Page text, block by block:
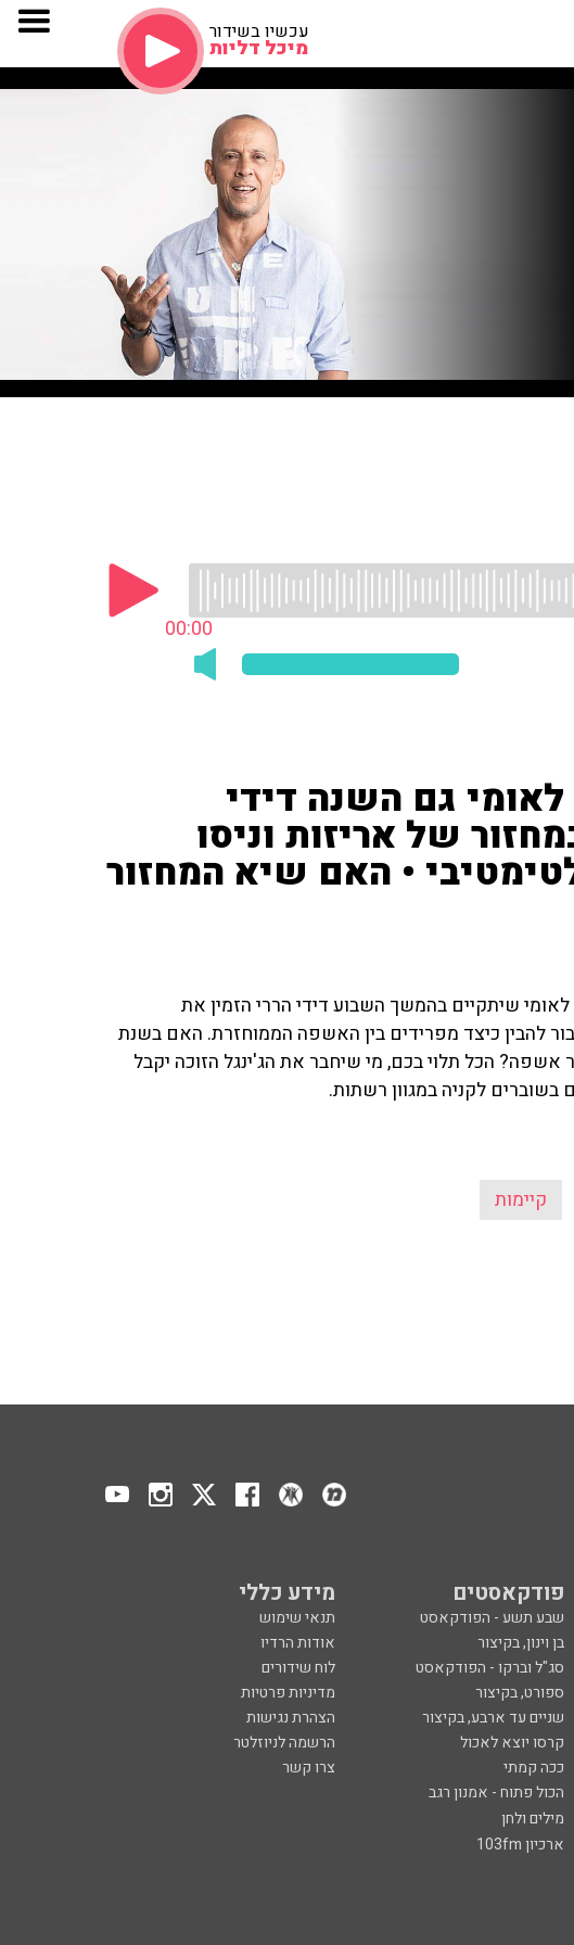
עכשיו בשידור
מיכל דליות
00:00
לאומי גם השנה דידי
של אריזות וניסו
• האם שיא המחזור
שיתקיים בהמשך השבוע דידי הררי הזמין את
להבין כיצד מפרידים בין האשפה הממוחזרת. האם בשנת
אשפה? הכל תלוי בכם, מי שיחבר את הג'ינגל הזוכה יקבל
לקניה במגוון רשתות.
קיימות
פודקאסטים מידע כללי
שבע תשע - הפודקאסט
תנאי שימוש
בן וינון, בקיצור
אודות הרדיו
סג"ל וברקו - הפודקאסט
לוח שידורים
ספורט, בקיצור
מדיניות פרטיות
שניים עד ארבע, בקיצור
הצהרת נגישות
קרסו יוצא לאכול
הרשמה לניוזלטר
ככה קמתי
צרו קשר
הכול פתוח - אמנון רגב
מילים ולחן
ארכיון 103fm